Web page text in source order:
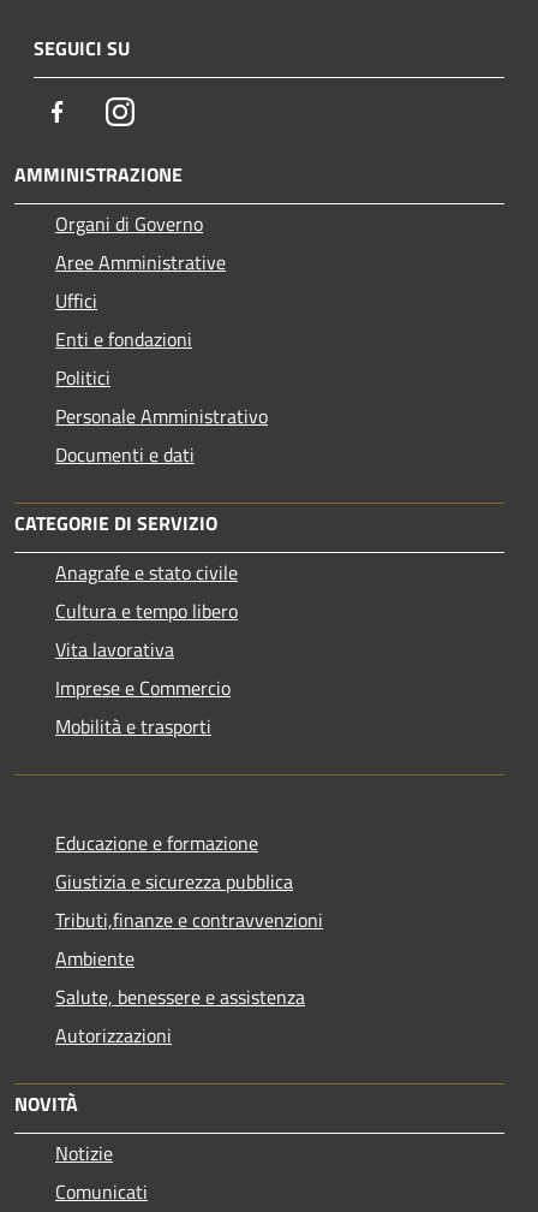
SEGUICI SU
FacebookInstagram
AMMINISTRAZIONE
Organi di Governo
Aree Amministrative
Uffici
Enti e fondazioni
Politici
Personale Amministrativo
Documenti e dati
CATEGORIE DI SERVIZIO
Anagrafe e stato civile
Cultura e tempo libero
Vita lavorativa
Imprese e Commercio
Mobilità e trasporti
Educazione e formazione
Giustizia e sicurezza pubblica
Tributi,finanze e contravvenzioni
Ambiente
Salute, benessere e assistenza
Autorizzazioni
NOVITÀ
Notizie
Comunicati